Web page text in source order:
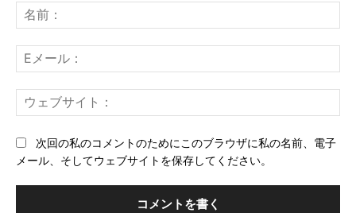
ン
ト：
前
メ
ー
ェ
次回の私のコメントのためにこのブラウザに私の名前、電子
メール、そしてウェブサイトを保存してください。